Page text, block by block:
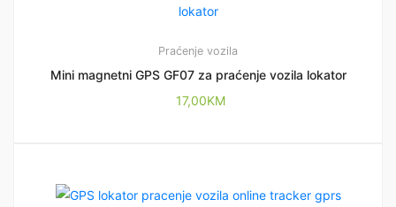
Praćenje vozila
Mini magnetni GPS GF07 za praćenje vozila lokator
17,00KM